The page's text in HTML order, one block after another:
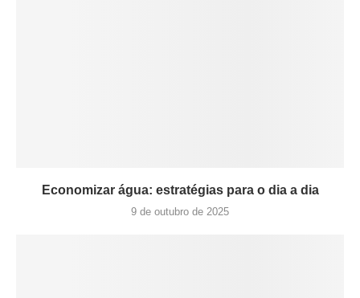
Economizar água: estratégias para o dia a dia
9 de outubro de 2025